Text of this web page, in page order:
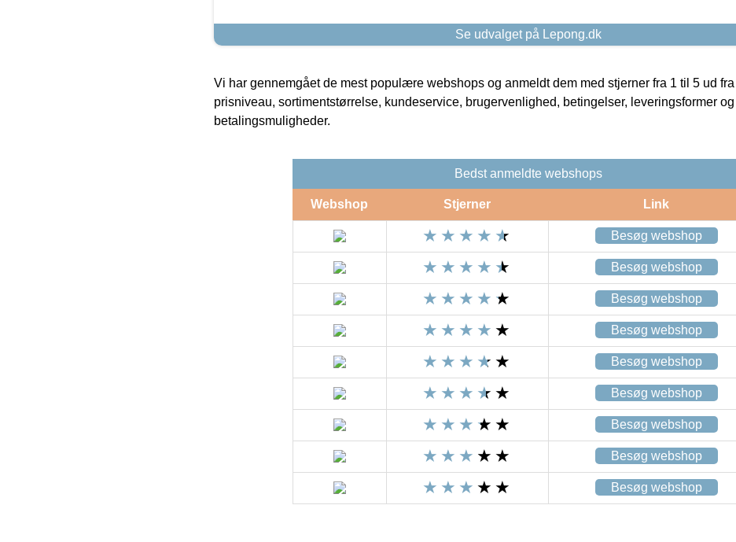
Se udvalget på Lepong.dk
Vi har gennemgået de mest populære webshops og anmeldt dem med stjerner fra 1 til 5 ud
prisniveau, sortimentstørrelse, kundeservice, brugervenlighed, betingelser, leveringsformer og
betalingsmuligheder.
Bedst anmeldte webshops
Webshop Stjerner Link
Besøg webshop
Besøg webshop
Besøg webshop
Besøg webshop
Besøg webshop
Besøg webshop
Besøg webshop
Besøg webshop
Besøg webshop